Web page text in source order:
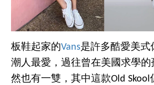
板鞋起家的Vans是許多酷愛美式
潮人最愛，過往曾在美國求學的
然也有一雙，其中這款Old Skool